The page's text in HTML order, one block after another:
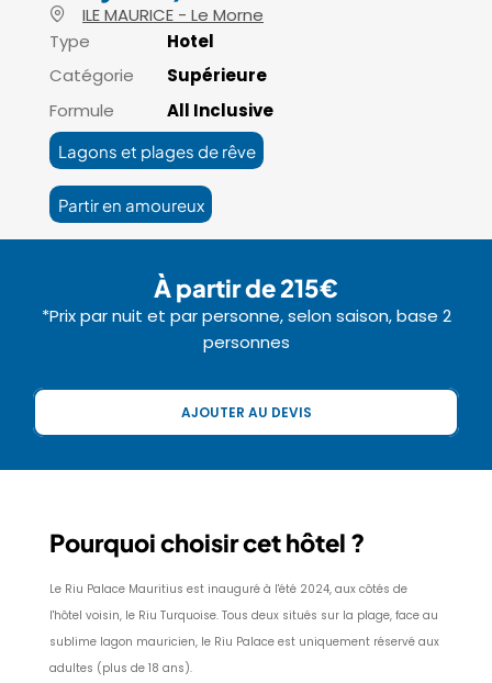
ILE MAURICE - Le Morne
Type
Hotel
Catégorie
Supérieure
Formule
All Inclusive
Lagons et plages de rêve
Partir en amoureux
À partir de 215€
*Prix par nuit et par personne, selon saison, base 2
personnes
AJOUTER AU DEVIS
Pourquoi choisir cet hôtel ?
Le Riu Palace Mauritius est inauguré à l'été 2024, aux côtés de
l'hôtel voisin, le Riu Turquoise. Tous deux situés sur la plage, face au
sublime lagon mauricien, le Riu Palace est uniquement réservé aux
adultes (plus de 18 ans).